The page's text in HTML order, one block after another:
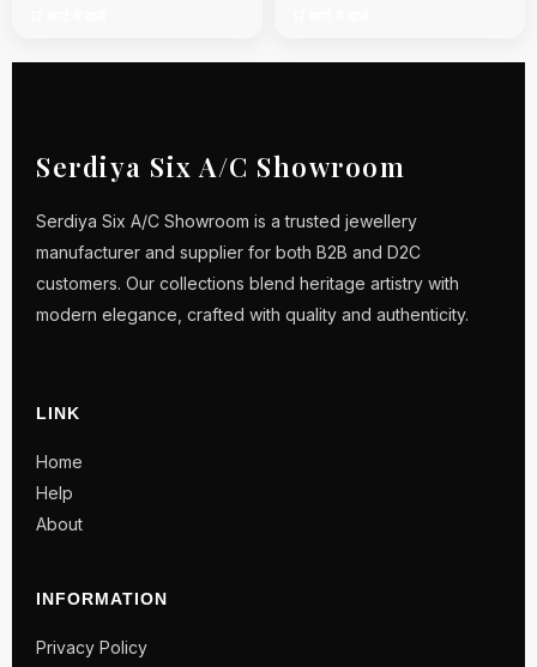
Serdiya Six A/C Showroom
Serdiya Six A/C Showroom is a trusted jewellery
manufacturer and supplier for both B2B and D2C
customers. Our collections blend heritage artistry with
modern elegance, crafted with quality and authenticity.
LINK
Home
Help
About
INFORMATION
Privacy Policy